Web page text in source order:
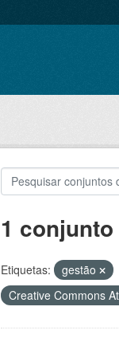
1
Etiquetas: gestão
Creative Commons